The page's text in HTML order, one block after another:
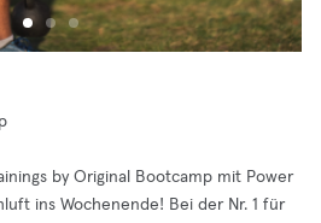
by Original Bootcamp mit Power
ins Wochenende! Bei der Nr. 1 für